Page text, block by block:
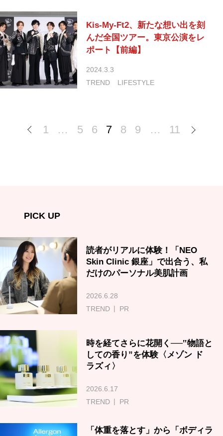
Kis-My-Ft2、新たな想い出を刻
んだ全国ツアー。東京公演をレ
ポート【前編】
2024.3.3
TREND
LIFESTYLE
1 … 5 6 7 8 9 … 11
PICK UP
読者がリアルに体験！「NEO
Skin Clinic 銀座」で出合う、私
だけのパーソナル美肌計画
2026.6.28
TREND
PR
時を経てさらに花開く──‟物語と
しての香り”を体験〈メゾン ド
ラズィ〉
2026.6.17
TREND
PR
「体重を落とす」から「ボディラ